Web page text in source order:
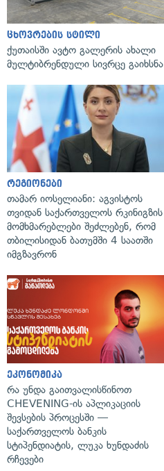
ცხოვრების სტილი
ქუთაისში ავტო გალერის ახალი
მულტიბრენდული სივრცე გაიხსნა
რეგიონები
თამარ იოსელიანი: აგვისტოს
თვიდან საქართველოს რკინიგზის
მომხმარებლები შეძლებენ, რომ
თბილისიდან ბათუმში 4 საათში
იმგზავრონ
ეკონომიკა
რა უნდა გაითვალისწინოთ
CHEVENING-ის აპლიკაციის
შევსების პროცესში —
საქართველოს ბანკის
სტიპენდიატის, ლუკა ხუნდაძის
რჩევები